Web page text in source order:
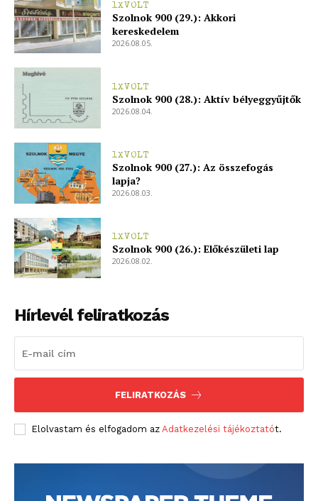
blogSZOLNOK
1XVOLT
Szolnok 900 (29.): Akkori
kereskedelem
2026.08.05.
1XVOLT
Szolnok 900 (28.): Aktív bélyeggyűjtők
2026.08.04.
1XVOLT
Szolnok 900 (27.): Az összefogás
lapja?
2026.08.03.
1XVOLT
Szolnok 900 (26.): Előkészületi lap
2026.08.02.
Hírlevél feliratkozás
FELIRATKOZÁS
Elolvastam és elfogadom az Adatkezelési tájékoztatót.